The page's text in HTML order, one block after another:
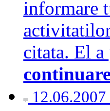
informare
citata. El
12.06.2007